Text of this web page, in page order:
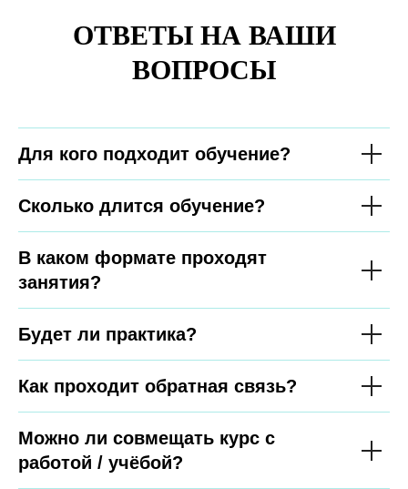
ОТВЕТЫ НА ВАШИ
ВОПРОСЫ
Для кого подходит обучение?
Сколько длится обучение?
В каком формате проходят
занятия?
Будет ли практика?
Как проходит обратная связь?
Можно ли совмещать курс с
работой / учёбой?